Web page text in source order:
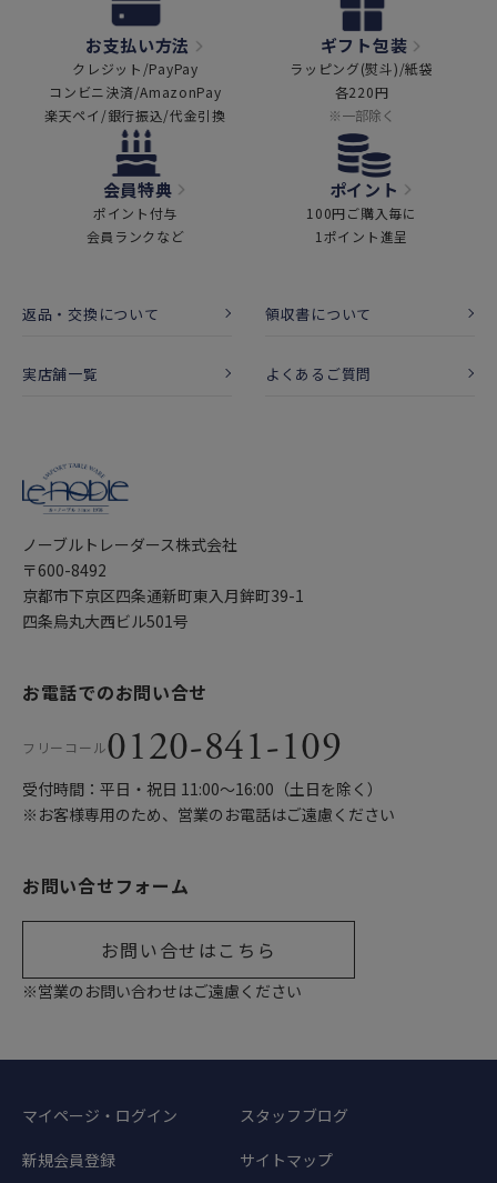
お支払い方法
クレジット/PayPay
コンビニ決済/AmazonPay
楽天ペイ/銀行振込/代金引換
ギフト包装
ラッピング(熨斗)/紙袋
各220円
※一部除く
会員特典
ポイント付与
会員ランクなど
ポイント
100円ご購入毎に
1ポイント進呈
返品・交換について 領収書について
実店舗一覧 よくあるご質問
ノーブルトレーダース株式会社
〒600-8492
京都市下京区四条通新町東入月鉾町39-1
四条烏丸大西ビル501号
お電話でのお問い合せ
フリーコール0120-841-109
受付時間：平日・祝日 11:00〜16:00（土日を除く）
※お客様専用のため、営業のお電話はご遠慮ください
お問い合せフォーム
お問い合せはこちら
※営業のお問い合わせはご遠慮ください
マイページ・ログイン
新規会員登録
スタッフブログ
サイトマップ